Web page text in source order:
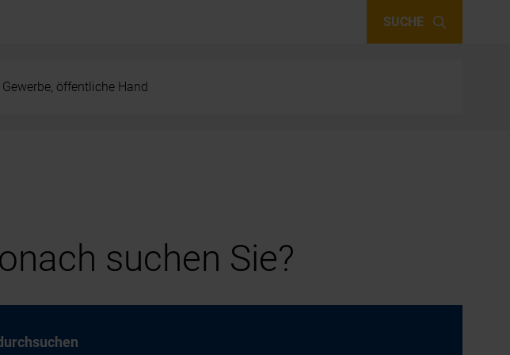
SUCHE
öffentliche Hand
suchen Sie?